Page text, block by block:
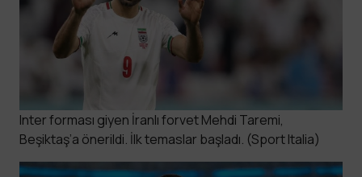
Inter forması giyen İranlı forvet Mehdi Taremi,
Beşiktaş’a önerildi. İlk temaslar başladı. (Sport Italia)